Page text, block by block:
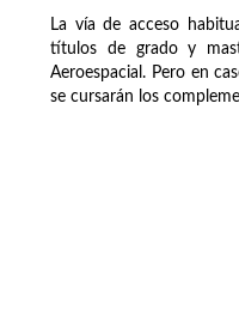
La vía de acceso
títulos de grado y
Aeroespacial. Pero en
se cursarán los